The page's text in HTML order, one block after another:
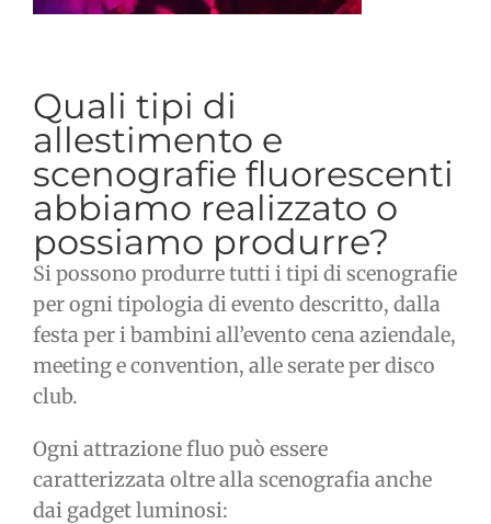
Quali tipi di
allestimento e
scenografie fluorescenti
abbiamo realizzato o
possiamo produrre?
Si possono produrre tutti i tipi di scenografie
per ogni tipologia di evento descritto, dalla
festa per i bambini all’evento cena aziendale,
meeting e convention, alle serate per disco
club.
Ogni attrazione fluo può essere
caratterizzata oltre alla scenografia anche
dai gadget luminosi: